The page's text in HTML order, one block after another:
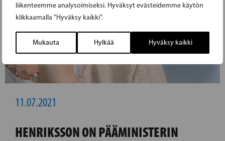
liikenteemme analysoimiseksi. Hyväksyt evästeidemme käytön
klikkaamalla ”Hyväksy kaikki”.
Mukauta Hylkää Hyväksy kaikki
11.07.2021
HENRIKSSON ON PÄÄMINISTERIN